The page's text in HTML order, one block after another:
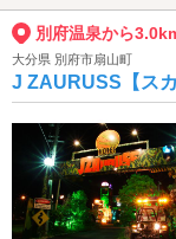
別府温泉から
大分県 別府市扇山町
J ZAURUSS【ス